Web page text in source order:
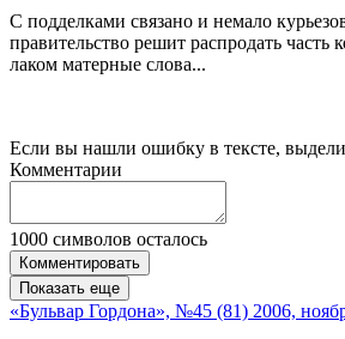
С подделками связано и немало
правительство решит распродать
лаком матерные слова...
Если вы нашли ошибку в тексте,
Комментарии
1000 символов осталось
Комментировать
Показать еще
«Бульвар Гордона», №45 (81) 2006,